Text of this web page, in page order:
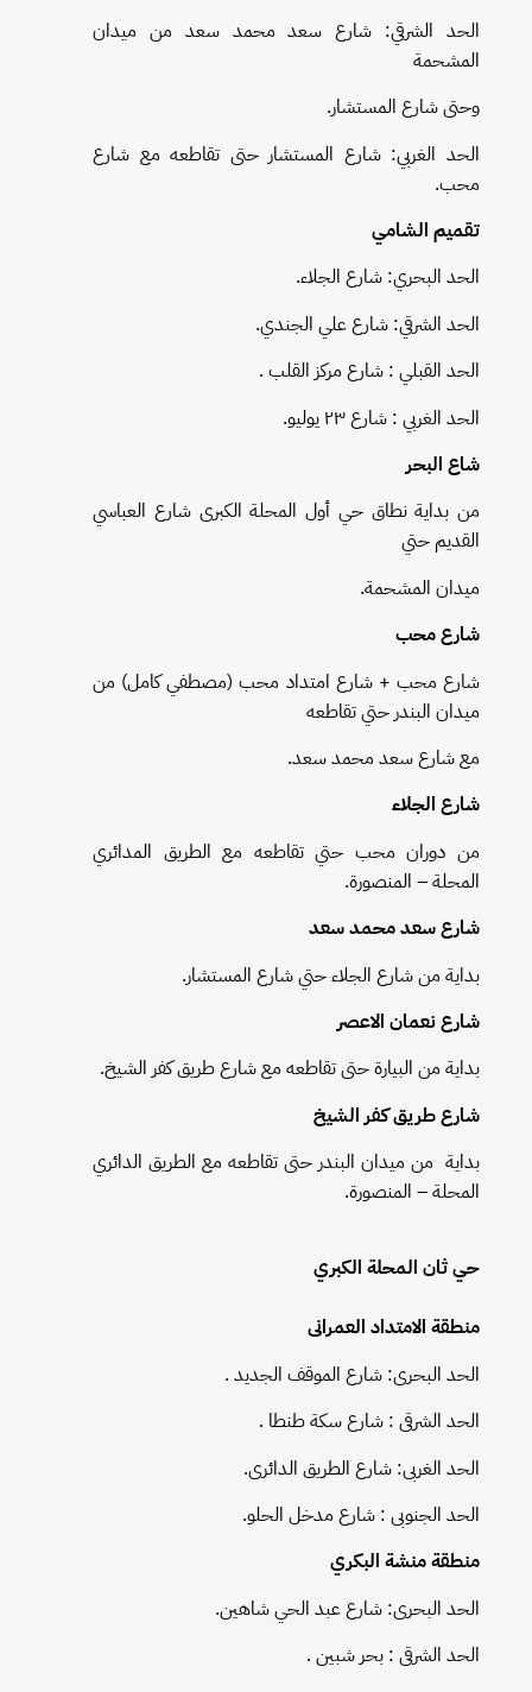
الحد الشرقي: شارع سعد محمد سعد من ميدان
المشحمة
وحتى شارع المستشار.
الحد الغربي: شارع المستشار حتى تقاطعه مع شارع
محب.
تقميم الشامي
الحد البحري: شارع الجلاء.
الحد الشرقي: شارع علي الجندي.
الحد القبلي : شارع مركز القلب .
الحد الغربي : شارع ٢٣ يوليو.
شاع البحر
من بداية نطاق حي أول المحلة الكبرى شارع العباسي
القديم حتي
میدان المشحمة.
شارع محب
شارع محب + شارع امتداد محب (مصطفي كامل) من
ميدان البندر حتي تقاطعه
مع شارع سعد محمد سعد.
شارع الجلاء
من دوران محب حتي تقاطعه مع الطريق المدائري
المحلة – المنصورة.
شارع سعد محمد سعد
بداية من شارع الجلاء حتي شارع المستشار.
شارع نعمان الاعصر
بداية من البيارة حتى تقاطعه مع شارع طريق كفر الشيخ.
شارع طريق كفر الشيخ
بداية من ميدان البندر حتى تقاطعه مع الطريق الدائري
المحلة – المنصورة.
حي ثان المحلة الكبري
منطقة الامتداد العمرانى
الحد البحرى: شارع الموقف الجديد .
الحد الشرقى : شارع سكة طنطا .
الحد الغربى: شارع الطريق الدائرى.
الحد الجنوبى : شارع مدخل الحلو.
منطقة منشة البكري
الحد البحرى: شارع عبد الحي شاهين.
الحد الشرقى : بحر شبين .